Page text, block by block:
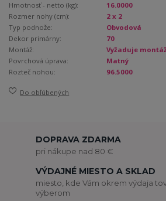
Hmotnosť - netto (kg):
16.0000
Rozmer nohy (cm):
2 x 2
Typ podnože:
Obvodová
Dekor primárny:
70
Montáž:
Vyžaduje montáž
Povrchová úprava:
Matný
Rozteč nohou:
96.5000
Do obľúbených
DOPRAVA ZDARMA
pri nákupe nad 80 €
VÝDAJNÉ MIESTO A SKLAD
miesto, kde Vám okrem výdaja
výberom